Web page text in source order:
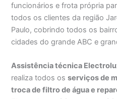
funcionários e frota própria
todos os clientes da região
Paulo, cobrindo todos os
cidades do grande ABC e
Assistência técnica
realiza todos osserviços de
troca de filtro de água e